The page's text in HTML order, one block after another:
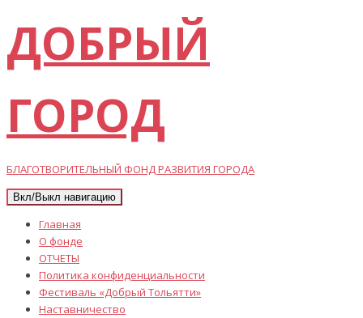
ДОБРЫЙ
ГОРОД
БЛАГОТВОРИТЕЛЬНЫЙ ФОНД РАЗВИТИЯ ГОРОДА
Вкл/Выкл навигацию
Главная
О фонде
ОТЧЕТЫ
Политика конфиденциальности
Фестиваль «Добрый Тольятти»
Наставничество